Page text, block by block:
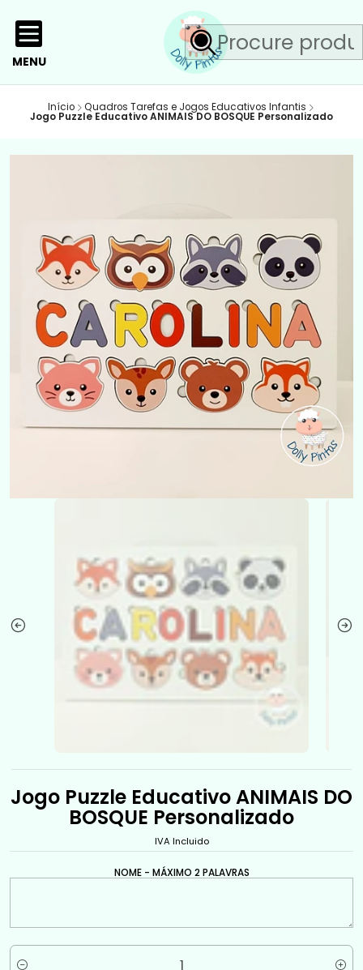
MENU
Início Quadros Tarefas e Jogos Educativos Infantis
Jogo Puzzle Educativo ANIMAIS DO BOSQUE Personalizado
Jogo Puzzle Educativo ANIMAIS DO
BOSQUE Personalizado
IVA Incluido
NOME - MÁXIMO 2 PALAVRAS